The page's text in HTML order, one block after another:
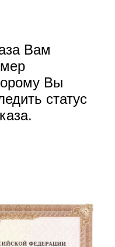
Вам
Вы
статус